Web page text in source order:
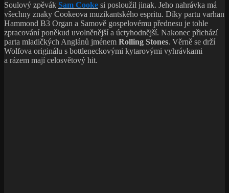
Soulový zpěvák Sam Cooke si posloužil jinak. Jeho nahrávka má
všechny znaky Cookeova muzikantského espritu. Díky partu varhan
Hammond B3 Organ a Samově gospelovému přednesu je tohle
zpracování poněkud uvolněnější a úctyhodnější. Nakonec přichází
parta mladičkých Anglánů jménem Rolling Stones. Věrně se drží
Wolfova originálu s bottleneckovými kytarovými vyhrávkami
a rázem mají celosvětový hit.